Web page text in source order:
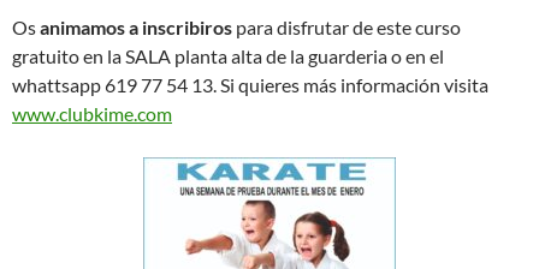
Osanimamos a inscribiros para disfrutar de este curso
gratuito en la SALA planta alta de la guarderia o en el
whattsapp 619 77 54 13. Si quieres más información visita
www.clubkime.com